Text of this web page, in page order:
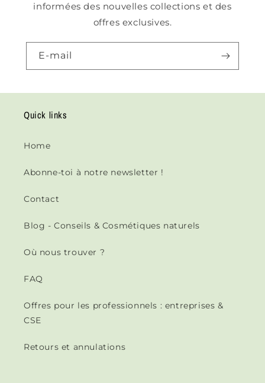
informées des nouvelles collections et des
offres exclusives.
E-mail
Quick links
Home
Abonne-toi à notre newsletter !
Contact
Blog - Conseils & Cosmétiques naturels
Où nous trouver ?
FAQ
Offres pour les professionnels : entreprises &
CSE
Retours et annulations